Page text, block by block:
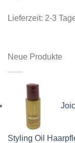
Lieferzeit: 2-3
Neue Produkte
Styling Oil